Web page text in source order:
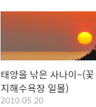
태양을 낚은 사나이~(꽃
지해수욕장 일몰)
2010.05.20